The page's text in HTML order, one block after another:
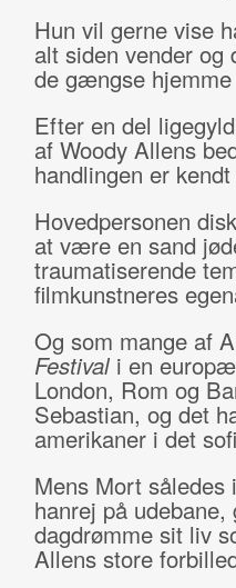
Hun vil gerne vise
alt siden vender og
de gængse
Efter en del
af Woody Allens
handlingen er
Hovedpersonen
at være en sand
traumatiserende
filmkunstneres
Og som mange af
Festivali en
London, Rom og
Sebastian, og det
amerikaner i det
Mens Mort således
hanrej på
dagdrømme sit liv
Allens store